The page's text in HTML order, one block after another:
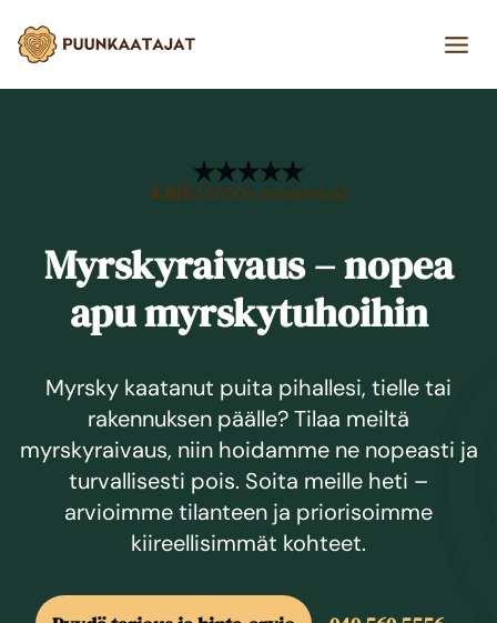
sisältöön
4.9/5(3000+ arvostelua)
Myrskyraivaus – nopea
apu myrskytuhoihin
Myrsky kaatanut puita pihallesi, tielle tai
rakennuksen päälle? Tilaa meiltä
myrskyraivaus, niin hoidamme ne nopeasti ja
turvallisesti pois. Soita meille heti –
arvioimme tilanteen ja priorisoimme
kiireellisimmät kohteet.